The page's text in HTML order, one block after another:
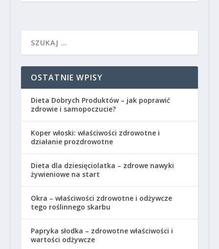
OSTATNIE WPISY
Dieta Dobrych Produktów – jak poprawić
zdrowie i samopoczucie?
Koper włoski: właściwości zdrowotne i
działanie prozdrowotne
Dieta dla dziesięciolatka – zdrowe nawyki
żywieniowe na start
Okra – właściwości zdrowotne i odżywcze
tego roślinnego skarbu
Papryka słodka – zdrowotne właściwości i
wartości odżywcze